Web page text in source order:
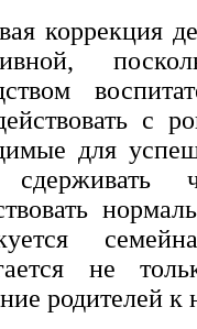
коррекция
с
для
не
родителей к